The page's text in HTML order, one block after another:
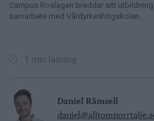
Campus Roslagen breddar sitt
samarbete med Vårdyrkeshögskolan.
1 min läsning
Daniel Rämsell